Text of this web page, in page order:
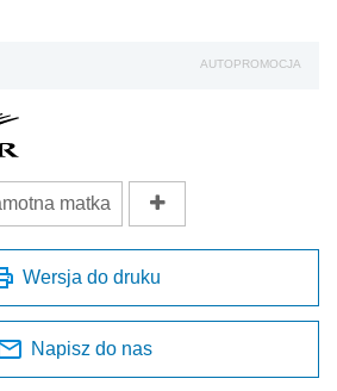
AUTOPROMOCJA
matka
Wersja do druku
Napisz do nas